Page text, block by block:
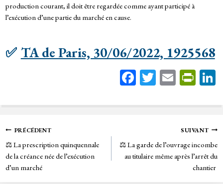
production courant, il doit être regardée comme ayant participé à
l’exécution d’une partie du marché en cause.
✅ TA de Paris, 30/06/2022, 1925568
Fa
bo
T
tt
E
ail
Pr
tF
rie
n
dl
y
Navigation
de
l’article
PRÉCÉDENT
⚖️ La prescription quinquennale
de la créance née de l’exécution
d’un marché
SUIVANT
⚖️ La garde de l’ouvrage incombe
au titulaire même après l’arrêt du
chantier